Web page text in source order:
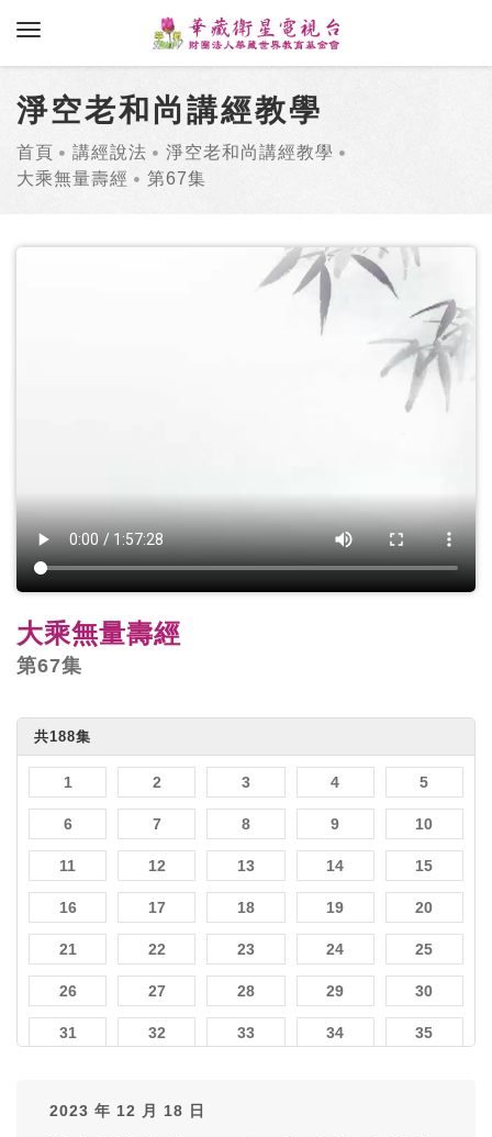
toggle navigation
淨空老和尚講經教學
首頁 講經說法
淨空老和尚講經教學
大乘無量壽經
第67集
大乘無量壽經
第67集
共188集
1 2 3 4 5
6 7 8 9 10
11 12 13 14 15
16 17 18 19 20
21 22 23 24 25
26 27 28 29 30
31 32 33 34 35
41 42
2023 年 12 月 18 日